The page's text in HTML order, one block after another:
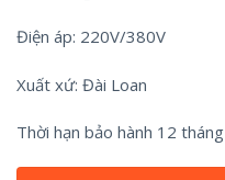
Điện áp: 220V/380V
Xuất xứ: Đài Loan
Thời hạn bảo hành 12 tháng